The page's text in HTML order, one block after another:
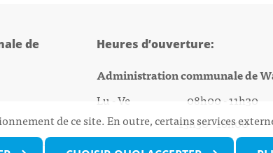
de
Heures d’ouverture:
Administration communale de
Lu - Ve 08h00 - 11h30
13h30 - 16h00
Biergercenter
de ce site. En outre, certains services